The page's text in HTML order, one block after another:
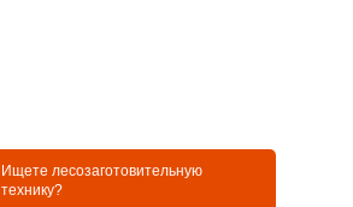
Ищете лесозаготовительную
технику?